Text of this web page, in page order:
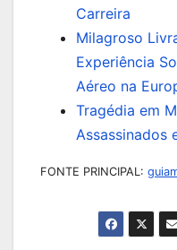
Carreira
Milagroso
Experiência
Aéreo na
Tragédia em
Assassinados
FONTE PRINCIPAL: